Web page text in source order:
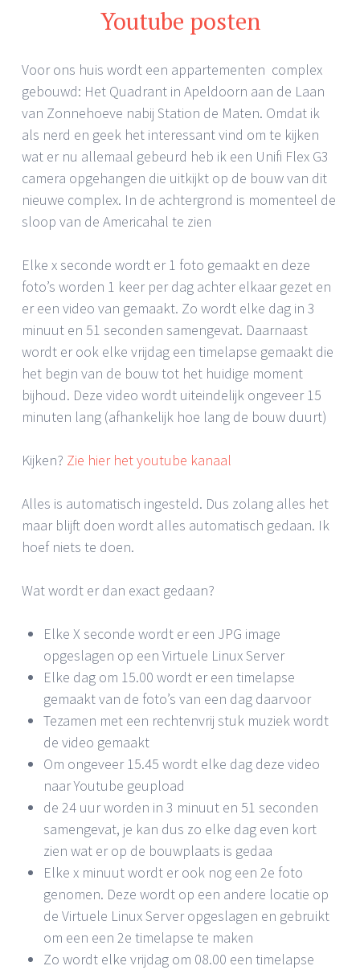
Youtube posten
Voor ons huis wordt een appartementen complex
gebouwd: Het Quadrant in Apeldoorn aan de Laan
van Zonnehoeve nabij Station de Maten. Omdat ik
als nerd en geek het interessant vind om te kijken
wat er nu allemaal gebeurd heb ik een Unifi Flex G3
camera opgehangen die uitkijkt op de bouw van dit
nieuwe complex. In de achtergrond is momenteel de
sloop van de Americahal te zien
Elke x seconde wordt er 1 foto gemaakt en deze
foto’s worden 1 keer per dag achter elkaar gezet en
er een video van gemaakt. Zo wordt elke dag in 3
minuut en 51 seconden samengevat. Daarnaast
wordt er ook elke vrijdag een timelapse gemaakt die
het begin van de bouw tot het huidige moment
bijhoud. Deze video wordt uiteindelijk ongeveer 15
minuten lang (afhankelijk hoe lang de bouw duurt)
Kijken? Zie hier het youtube kanaal
Alles is automatisch ingesteld. Dus zolang alles het
maar blijft doen wordt alles automatisch gedaan. Ik
hoef niets te doen.
Wat wordt er dan exact gedaan?
Elke X seconde wordt er een JPG image
opgeslagen op een Virtuele Linux Server
Elke dag om 15.00 wordt er een timelapse
gemaakt van de foto’s van een dag daarvoor
Tezamen met een rechtenvrij stuk muziek wordt
de video gemaakt
Om ongeveer 15.45 wordt elke dag deze video
naar Youtube geupload
de 24 uur worden in 3 minuut en 51 seconden
samengevat, je kan dus zo elke dag even kort
zien wat er op de bouwplaats is gedaa
Elke x minuut wordt er ook nog een 2e foto
genomen. Deze wordt op een andere locatie op
de Virtuele Linux Server opgeslagen en gebruikt
om een een 2e timelapse te maken
Zo wordt elke vrijdag om 08.00 een timelapse